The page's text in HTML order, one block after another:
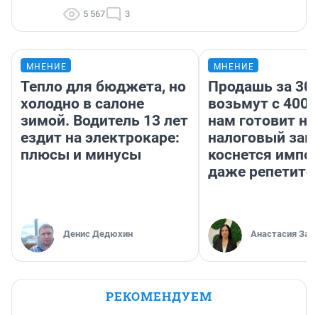
5 567 3
МНЕНИЕ
Тепло для бюджета, но
холодно в салоне
зимой. Водитель 13 лет
ездит на электрокаре:
плюсы и минусы
Денис Дедюхин
МНЕНИЕ
Продашь за
возьмут с
нам готовит
налоговый
коснется
даже
Анастасия
РЕКОМЕНДУЕМ